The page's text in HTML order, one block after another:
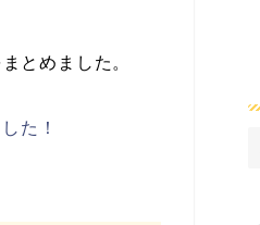
とめました。
た！